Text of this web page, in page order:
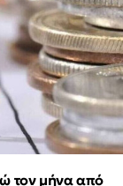
τον μήνα από